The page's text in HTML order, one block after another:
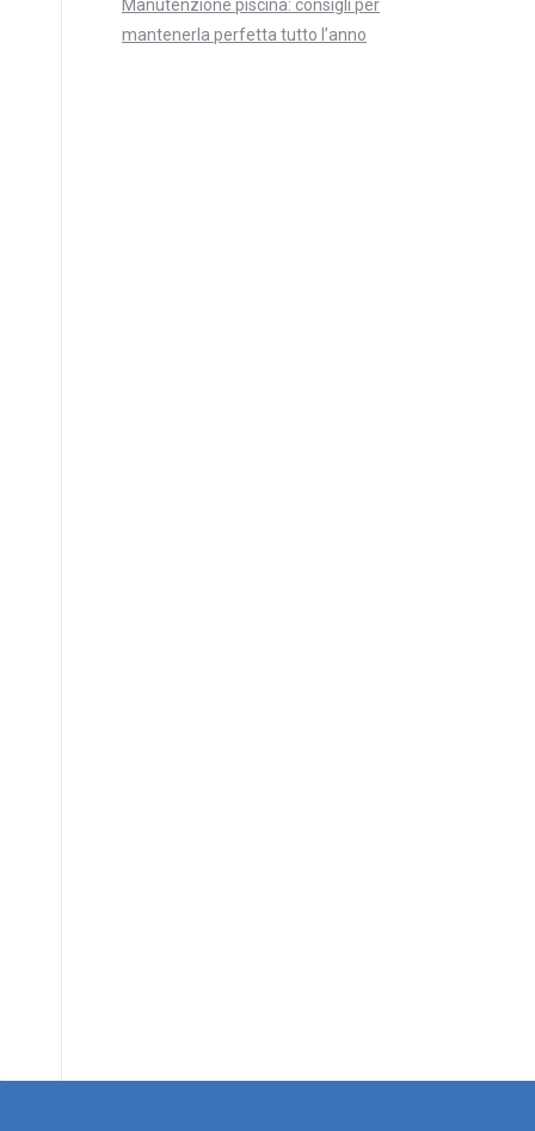
Manutenzione piscina: consigli per
mantenerla perfetta tutto l’anno